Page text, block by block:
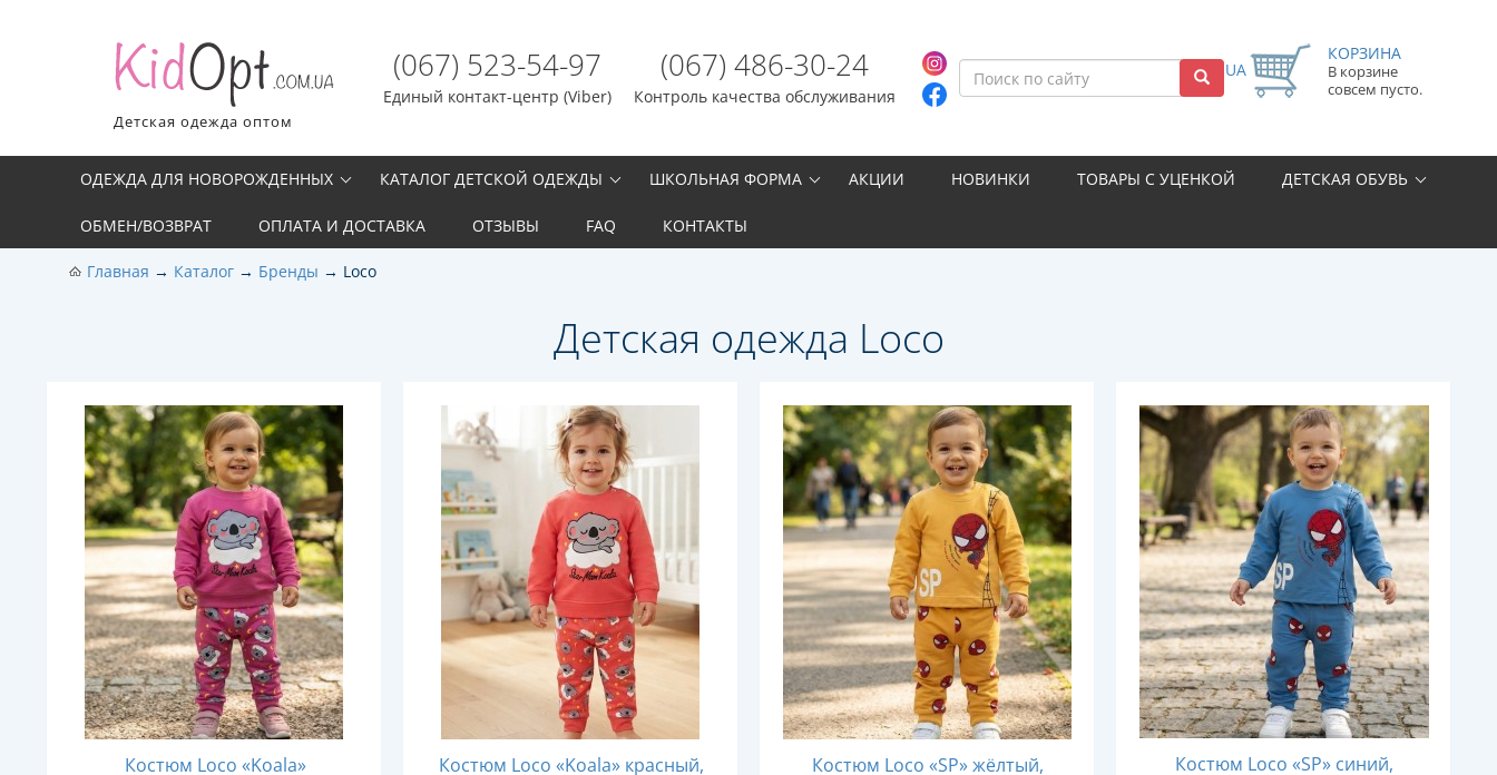
Детская одежда оптом
(067) 523-54-97
Единый контакт-центр (Viber)
(067) 486-30-24
Контроль качества обслуживания
UA
КОРЗИНА
В корзине
совсем пусто.
ОДЕЖДА ДЛЯ НОВОРОЖДЕННЫХ КАТАЛОГ ДЕТСКОЙ ОДЕЖДЫ ШКОЛЬНАЯ ФОРМА АКЦИИ НОВИНКИ ТОВАРЫ С УЦЕНКОЙ ДЕТСКАЯ ОБУВЬ
ОБМЕН/ВОЗВРАТ ОПЛАТА И ДОСТАВКА ОТЗЫВЫ FAQ КОНТАКТЫ
Главная Каталог Бренды Loco
Детская одежда Loco
Костюм Loco «Koala» Костюм Loco «Koala» красный, Костюм Loco «SP» жёлтый, Костюм Loco «SP» синий,